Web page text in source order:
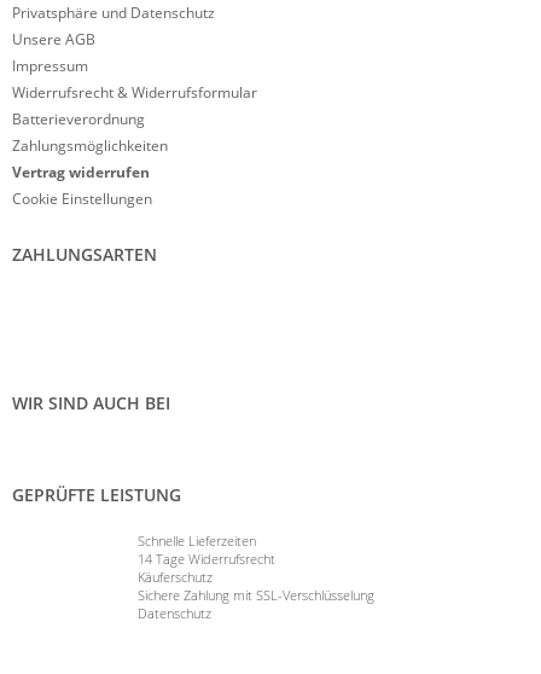
Privatsphäre und Datenschutz
Unsere AGB
Impressum
Widerrufsrecht & Widerrufsformular
Batterieverordnung
Zahlungsmöglichkeiten
Vertrag widerrufen
Cookie Einstellungen
ZAHLUNGSARTEN
WIR SIND AUCH BEI
GEPRÜFTE LEISTUNG
Schnelle Lieferzeiten
14 Tage Widerrufsrecht
Käuferschutz
Sichere Zahlung mit SSL-Verschlüsselung
Datenschutz